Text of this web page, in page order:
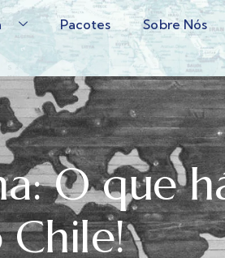
Pacotes Sobre Nós
O que